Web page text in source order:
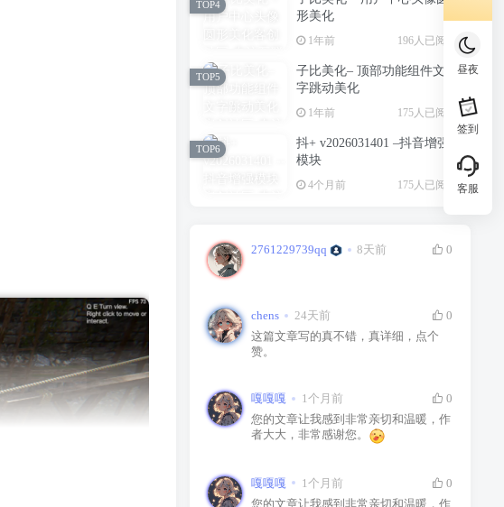
形美化
1年前 196人已阅读
TOP4
子比美化– 顶部功能组件文
字跳动美化
1年前 175人已阅读
TOP5
抖+ v2026031401 –抖音增强
模块
4个月前 175人已阅读
TOP6
2761229739qq 8天前 0
chens 24天前
0
这篇文章写的真不错，真详细，点个
赞。
嘎嘎嘎 1个月前
0
您的文章让我感到非常亲切和温暖，作
者大大，非常感谢您。
嘎嘎嘎 1个月前
0
您的文章让我感到非常亲切和温暖，作
昼夜
签到
客服